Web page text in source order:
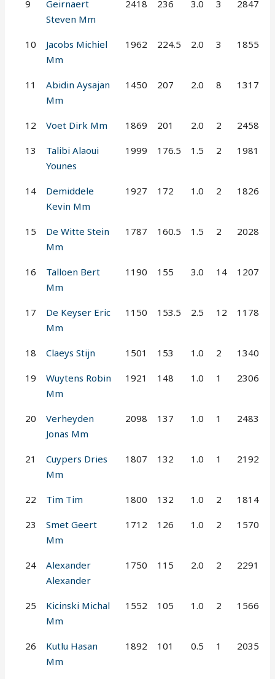
9
Geirnaert
Steven Mm
2418 236 3.0 3 2847
10
Jacobs Michiel
Mm
1962 224.5 2.0 3 1855
11
Abidin Aysajan
Mm
1450 207 2.0 8 1317
12 Voet Dirk Mm 1869 201 2.0 2 2458
13
Talibi Alaoui
Younes
1999 176.5 1.5 2 1981
14
Demiddele
Kevin Mm
1927 172 1.0 2 1826
15
De Witte Stein
Mm
1787 160.5 1.5 2 2028
16
Talloen Bert
Mm
1190 155 3.0 14 1207
17
De Keyser Eric
Mm
1150 153.5 2.5 12 1178
18 Claeys Stijn 1501 153 1.0 2 1340
19
Wuytens Robin
Mm
1921 148 1.0 1 2306
20
Verheyden
Jonas Mm
2098 137 1.0 1 2483
21
Cuypers Dries
Mm
1807 132 1.0 1 2192
22 Tim Tim 1800 132 1.0 2 1814
23
Smet Geert
Mm
1712 126 1.0 2 1570
24
Alexander
Alexander
1750 115 2.0 2 2291
25
Kicinski Michal
Mm
1552 105 1.0 2 1566
26
Kutlu Hasan
Mm
1892 101 0.5 1 2035